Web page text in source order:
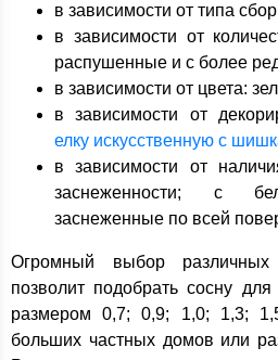
в зависимости от типа
в зависимости от
распушенные и с более
в зависимости от цвета:
в зависимости от
елку искусственную с
в зависимости от
заснеженности; с
заснеженные по всей
Огромный выбор различных
позволит подобрать сосну
размером 0,7; 0,9; 1,0; 1,3;
больших частных домов или